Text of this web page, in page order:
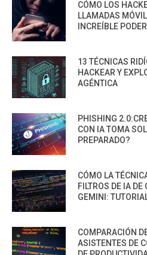
CÓMO LOS
LLAMADAS
INCREÍBLE
13 TÉCNICAS
HACKEAR Y
AGÉNTICA
PHISHING
CON IA TOMA
PREPARADO?
CÓMO LA
FILTROS DE IA
GEMINI:
COMPARACIÓN
ASISTENTES DE